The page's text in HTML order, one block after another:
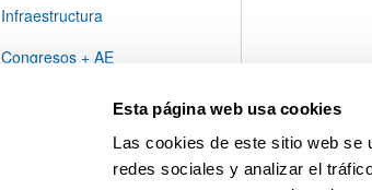
Esta página web usa cookies
Las cookies de este sitio web se
redes sociales y analizar el
Infraestructura
Congresos + AE
Grupos de investigación